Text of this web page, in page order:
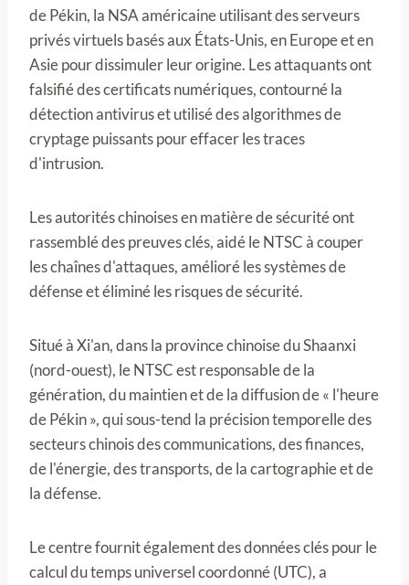
de Pékin, la NSA américaine utilisant des serveurs
privés virtuels basés aux États-Unis, en Europe et en
Asie pour dissimuler leur origine. Les attaquants ont
falsifié des certificats numériques, contourné la
détection antivirus et utilisé des algorithmes de
cryptage puissants pour effacer les traces
d'intrusion.
Les autorités chinoises en matière de sécurité ont
rassemblé des preuves clés, aidé le NTSC à couper
les chaînes d'attaques, amélioré les systèmes de
défense et éliminé les risques de sécurité.
Situé à Xi'an, dans la province chinoise du Shaanxi
(nord-ouest), le NTSC est responsable de la
génération, du maintien et de la diffusion de « l'heure
de Pékin », qui sous-tend la précision temporelle des
secteurs chinois des communications, des finances,
de l'énergie, des transports, de la cartographie et de
la défense.
Le centre fournit également des données clés pour le
calcul du temps universel coordonné (UTC), a